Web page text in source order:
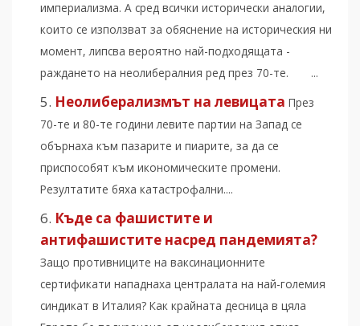
империализма. А сред всички исторически аналогии,
които се използват за обяснение на историческия ни
момент, липсва вероятно най-подходящата -
раждането на неолибералния ред през 70-те. ...
Неолиберализмът на левицата През
70-те и 80-те години левите партии на Запад се
обърнаха към пазарите и пиарите, за да се
приспособят към икономическите промени.
Резултатите бяха катастрофални....
Къде са фашистите и
антифашистите насред пандемията?
Защо противниците на ваксинационните
сертификати нападнаха централата на най-големия
синдикат в Италия? Как крайната десница в цяла